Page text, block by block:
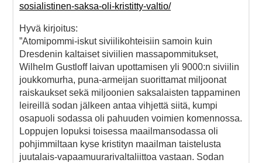
sosialistinen-saksa-oli-kristitty-valtio/
Hyvä kirjoitus:
”Atomipommi-iskut siviilikohteisiin samoin kuin
Dresdenin kaltaiset siviilien massapommitukset,
Wilhelm Gustloff laivan upottamisen yli 9000:n siviilin
joukkomurha, puna-armeijan suorittamat miljoonat
raiskaukset sekä miljoonien saksalaisten tappaminen
leireillä sodan jälkeen antaa vihjettä siitä, kumpi
osapuoli sodassa oli pahuuden voimien komennossa.
Loppujen lopuksi toisessa maailmansodassa oli
pohjimmiltaan kyse kristityn maailman taistelusta
juutalais-vapaamuurarivaltaliittoa vastaan. Sodan